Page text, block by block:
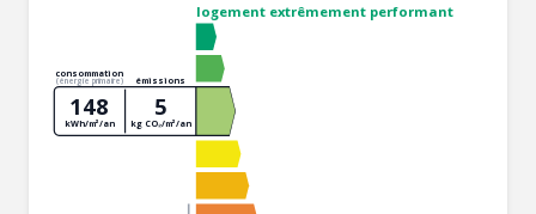
logement extrêmement performant
consommation
(énergie primaire) émissions
148
kWh/m²/an
5
kg CO₂/m²/an